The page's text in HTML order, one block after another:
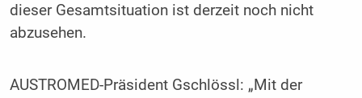
dieser Gesamtsituation ist derzeit noch nicht
abzusehen.
AUSTROMED-Präsident Gschlössl: „Mit der